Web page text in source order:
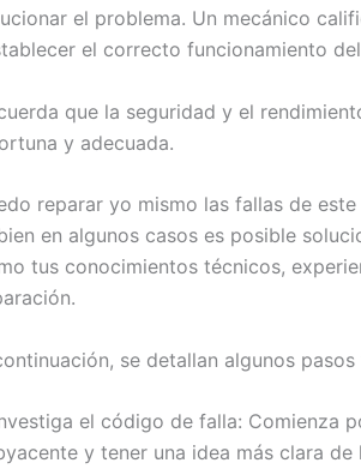
el problema. Un mecánico
el correcto funcionamiento
que la seguridad y el
y adecuada.
reparar yo mismo las fallas de
en algunos casos es posible
tus conocimientos técnicos,
se detallan algunos
el código de falla: Comienza
y tener una idea más clara de